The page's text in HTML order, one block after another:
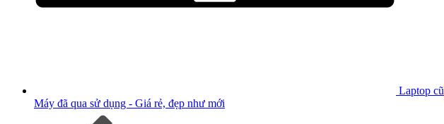
Laptop cũ
Máy đã qua sử dụng - Giá rẻ, đẹp như mới